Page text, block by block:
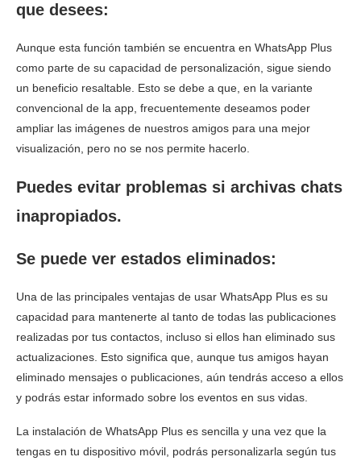
que desees:
Aunque esta función también se encuentra en WhatsApp Plus
como parte de su capacidad de personalización, sigue siendo
un beneficio resaltable. Esto se debe a que, en la variante
convencional de la app, frecuentemente deseamos poder
ampliar las imágenes de nuestros amigos para una mejor
visualización, pero no se nos permite hacerlo.
Puedes evitar problemas si archivas chats
inapropiados.
Se puede ver estados eliminados:
Una de las principales ventajas de usar WhatsApp Plus es su
capacidad para mantenerte al tanto de todas las publicaciones
realizadas por tus contactos, incluso si ellos han eliminado sus
actualizaciones. Esto significa que, aunque tus amigos hayan
eliminado mensajes o publicaciones, aún tendrás acceso a ellos
y podrás estar informado sobre los eventos en sus vidas.
La instalación de WhatsApp Plus es sencilla y una vez que la
tengas en tu dispositivo móvil, podrás personalizarla según tus